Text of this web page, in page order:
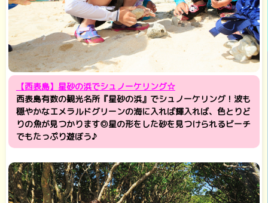
【西表島】星砂の浜でシュノーケリング☆
西表島有数の観光名所『星砂の浜』でシュノーケリング！波も
穏やかなエメラルドグリーンの海に入れば輝入れば、色とりど
りの魚が見つかります◎星の形をした砂を見つけられるビーチ
でもたっぷり遊ぼう♪